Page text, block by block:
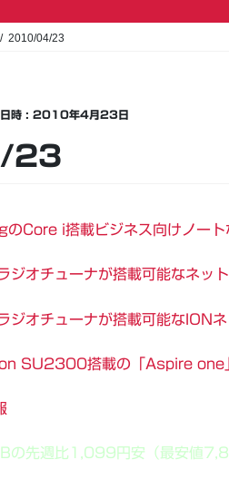
2010/04/23
時 : 2010年4月23日
23
Core i搭載ビジネス向けノート
ジオチューナが搭載可能なネッ
ジオチューナが搭載可能なION
SU2300搭載の「Aspire one
の先週比1,099円安（最安値